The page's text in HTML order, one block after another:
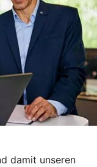
damit unseren